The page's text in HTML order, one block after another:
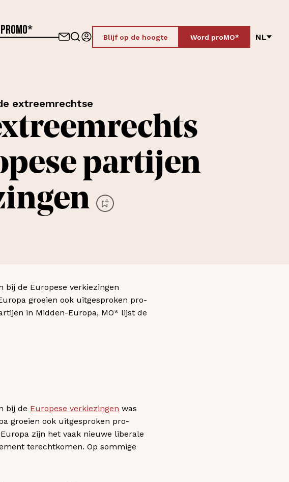
Blijf op de hoogte Word proMO* NL
extreemrechtse
partijen
de Europese verkiezingen
groeien ook uitgesproken pro-
in Midden-Europa, MO* lijst de
bij de Europese verkiezingen was
groeien ook uitgesproken pro-
zijn het vaak nieuwe liberale
terechtkomen. Op sommige